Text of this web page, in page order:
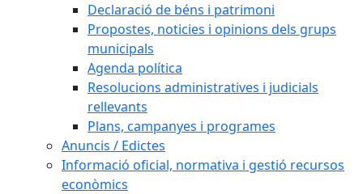
Declaració de béns i patrimoni
Propostes, noticies i opinions dels grups
municipals
Agenda política
Resolucions administratives i judicials
rellevants
Plans, campanyes i programes
Anuncis / Edictes
Informació oficial, normativa i gestió recursos
econòmics